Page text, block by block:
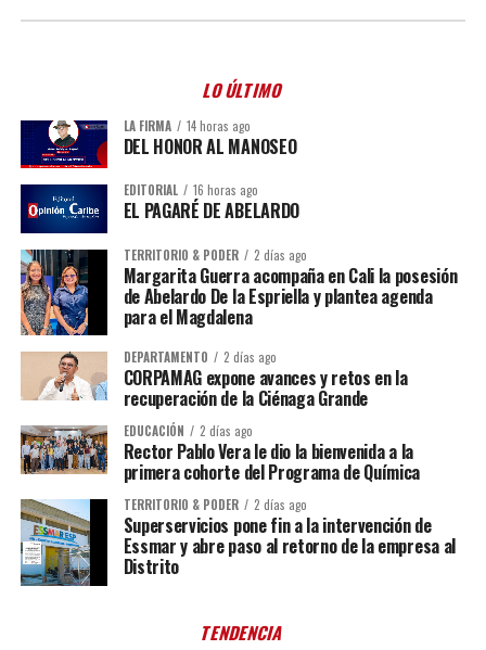
LO ÚLTIMO
LA FIRMA 14 horas ago
DEL HONOR AL MANOSEO
EDITORIAL 16 horas ago
EL PAGARÉ DE ABELARDO
TERRITORIO & PODER 2 días ago
Margarita Guerra acompaña en Cali la posesión
de Abelardo De la Espriella y plantea agenda
para el Magdalena
DEPARTAMENTO 2 días ago
CORPAMAG expone avances y retos en la
recuperación de la Ciénaga Grande
EDUCACIÓN 2 días ago
Rector Pablo Vera le dio la bienvenida a la
primera cohorte del Programa de Química
TERRITORIO & PODER 2 días ago
Superservicios pone fin a la intervención de
Essmar y abre paso al retorno de la empresa al
Distrito
TENDENCIA